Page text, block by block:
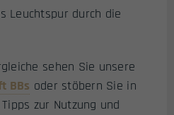
sehen Sie unsere
BBs oder stöbern Sie in
Tipps zur Nutzung und